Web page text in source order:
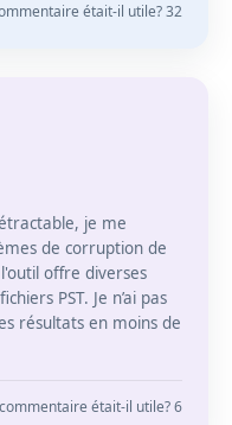
était-il utile? 32
je me
de corruption de
offre diverses
PST. Je n’ai pas
résultats en moins de
était-il utile? 6